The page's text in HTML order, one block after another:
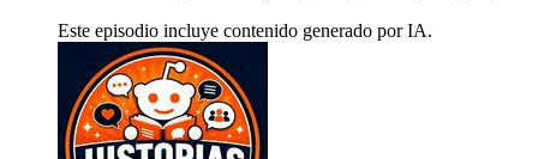
Este episodio incluye contenido generado por IA.